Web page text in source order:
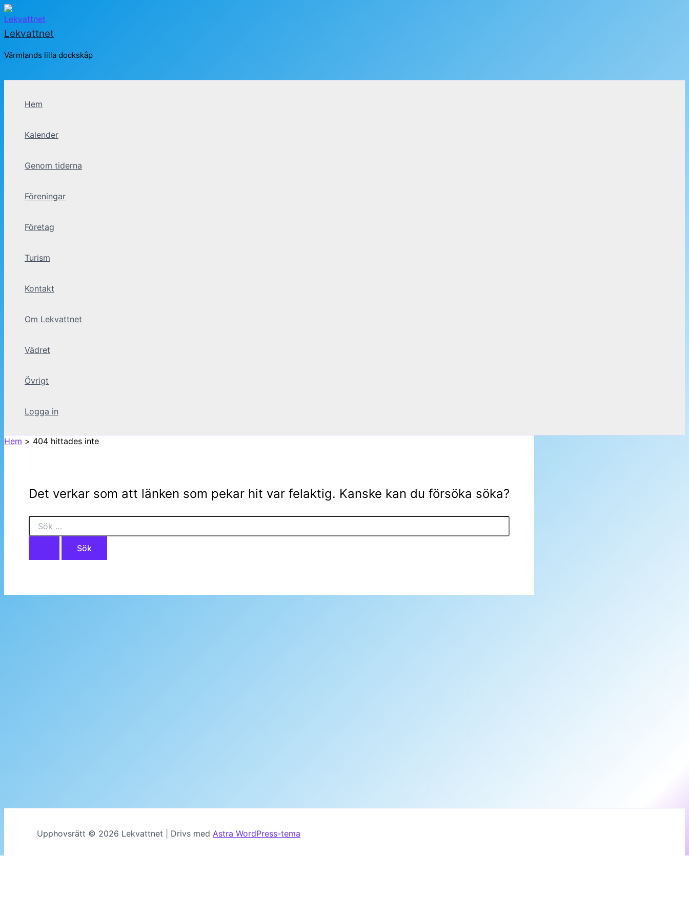
Hoppa
till
innehåll
Lekvattnet
Värmlands lilla dockskåp
Hem
Kalender
Genom tiderna
Föreningar
Företag
Turism
Kontakt
Om Lekvattnet
Vädret
Övrigt
Logga in
Hem 404 hittades inte
Det verkar som att länken som pekar hit var felaktig. Kanske kan du försöka söka?
Sök
efter:
Upphovsrätt © 2026 Lekvattnet | Drivs med Astra WordPress-tema